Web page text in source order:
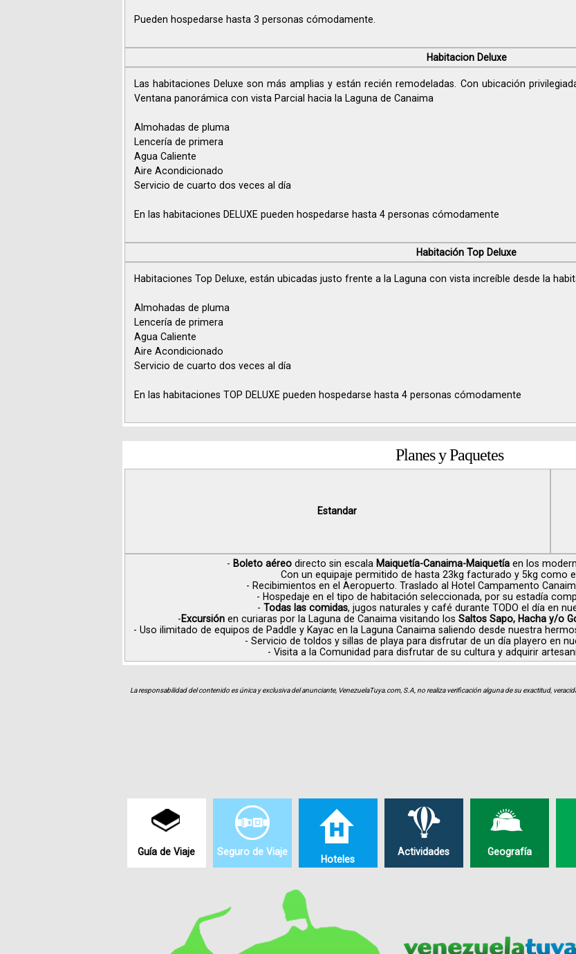
Pueden hospedarse hasta 3 personas cómodamente.
Habitacion Deluxe
Las habitaciones Deluxe son más amplias y están recién remodeladas. Con ubicación
Ventana panorámica con vista Parcial hacia la Laguna de Canaima
Almohadas de pluma
Lencería de primera
Agua Caliente
Aire Acondicionado
Servicio de cuarto dos veces al día
En las habitaciones DELUXE pueden hospedarse hasta 4 personas cómodamente
Habitación Top Deluxe
Habitaciones Top Deluxe, están ubicadas justo frente a la Laguna con vista increíble desde la
Almohadas de pluma
Lencería de primera
Agua Caliente
Aire Acondicionado
Servicio de cuarto dos veces al día
En las habitaciones TOP DELUXE pueden hospedarse hasta 4 personas cómodamente
Planes y Paquetes
Estandar
- Boleto aéreo directo sin escala Maiquetía-Canaima-Maiquetía en los
Con un equipaje permitido de hasta 23kg facturado y 5kg como
- Recibimientos en el Aeropuerto. Traslado al Hotel Campamento
- Hospedaje en el tipo de habitación seleccionada, por su estadía
- Todas las comidas, jugos naturales y café durante TODO el día en
-Excursión en curiaras por la Laguna de Canaima visitando los Saltos Sapo, Hacha y/o
- Uso ilimitado de equipos de Paddle y Kayac en la Laguna Canaima saliendo desde nuestra
- Servicio de toldos y sillas de playa para disfrutar de un día playero en
- Visita a la Comunidad para disfrutar de su cultura y adquirir
La responsabilidad del contenido es única y exclusiva del anunciante, VenezuelaTuya.com, S.A, no realiza verificación alguna de su exactitud,
Guía de Viaje Seguro de Viaje
Hoteles
Actividades Geografía